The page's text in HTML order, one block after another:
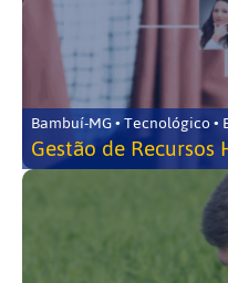
Bambuí-MG • Tecnológico •
Gestão de Recursos